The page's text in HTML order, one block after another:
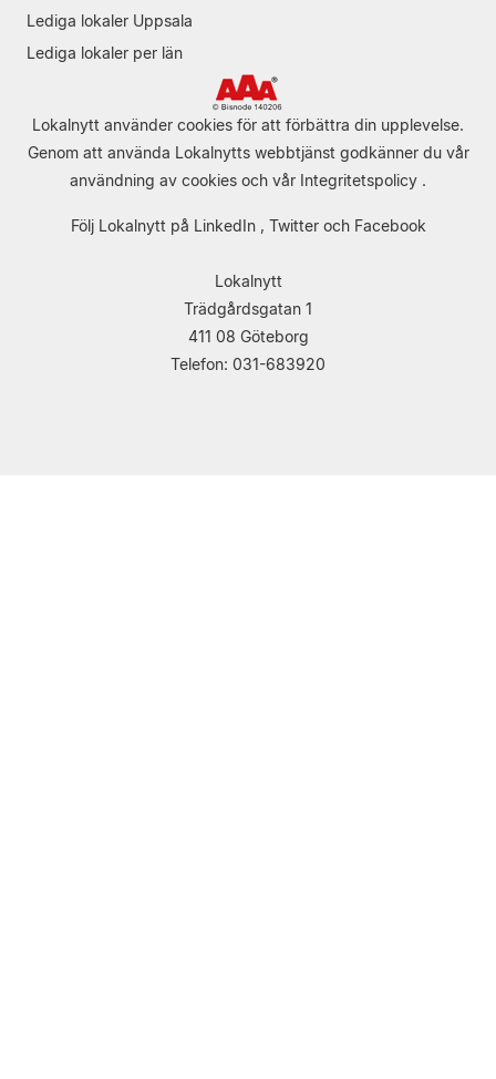
Lediga lokaler Uppsala
Lediga lokaler per län
Lokalnytt använder cookies för att förbättra din upplevelse.
Genom att använda Lokalnytts webbtjänst godkänner du vår
användning av cookies och vår Integritetspolicy .
Följ Lokalnytt på LinkedIn, Twitteroch Facebook
Lokalnytt
Trädgårdsgatan 1
411 08 Göteborg
Telefon: 031-683920